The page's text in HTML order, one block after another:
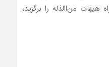
من‌االذله را برگزید،